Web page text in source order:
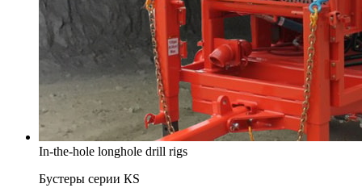
In-the-hole longhole drill rigs
Бустеры серии КS